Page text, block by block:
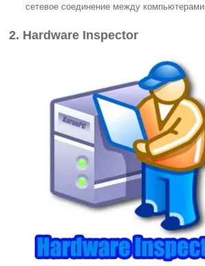
сетевое соединение между компьютерами.
2. Hardware Inspector